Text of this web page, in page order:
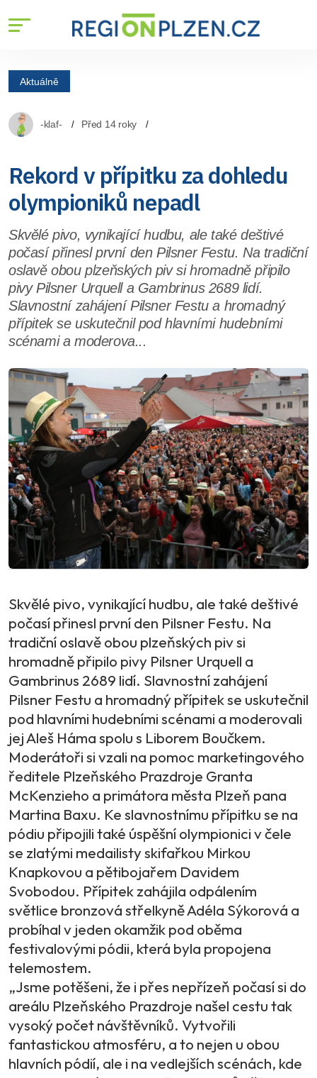
Aktuálně
-klaf- Před 14 roky
Rekord v přípitku za dohledu
olympioniků nepadl
Skvělé pivo, vynikající hudbu, ale také deštivé
počasí přinesl první den Pilsner Festu. Na tradiční
oslavě obou plzeňských piv si hromadně připilo
pivy Pilsner Urquell a Gambrinus 2689 lidí.
Slavnostní zahájení Pilsner Festu a hromadný
přípitek se uskutečnil pod hlavními hudebními
scénami a moderova...
Skvělé pivo, vynikající hudbu, ale také deštivé
počasí přinesl první den Pilsner Festu. Na
tradiční oslavě obou plzeňských piv si
hromadně připilo pivy Pilsner Urquell a
Gambrinus 2689 lidí. Slavnostní zahájení
Pilsner Festu a hromadný přípitek se uskutečnil
pod hlavními hudebními scénami a moderovali
jej Aleš Háma spolu s Liborem Boučkem.
Moderátoři si vzali na pomoc marketingového
ředitele Plzeňského Prazdroje Granta
McKenzieho a primátora města Plzeň pana
Martina Baxu. Ke slavnostnímu přípitku se na
pódiu připojili také úspěšní olympionici v čele
se zlatými medailisty skifařkou Mirkou
Knapkovou a pětibojařem Davidem
Svobodou. Přípitek zahájila odpálením
světlice bronzová střelkyně Adéla Sýkorová a
probíhal v jeden okamžik pod oběma
festivalovými pódii, která byla propojena
telemostem.
„Jsme potěšeni, že i přes nepřízeň počasí si do
areálu Plzeňského Prazdroje našel cestu tak
vysoký počet návštěvníků. Vytvořili
fantastickou atmosféru, a to nejen u obou
hlavních pódií, ale i na vedlejších scénách, kde